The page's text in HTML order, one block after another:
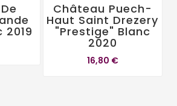
2019
Château Puech-
Haut Saint Drezery
"Prestige" Blanc
2020
16,80 €